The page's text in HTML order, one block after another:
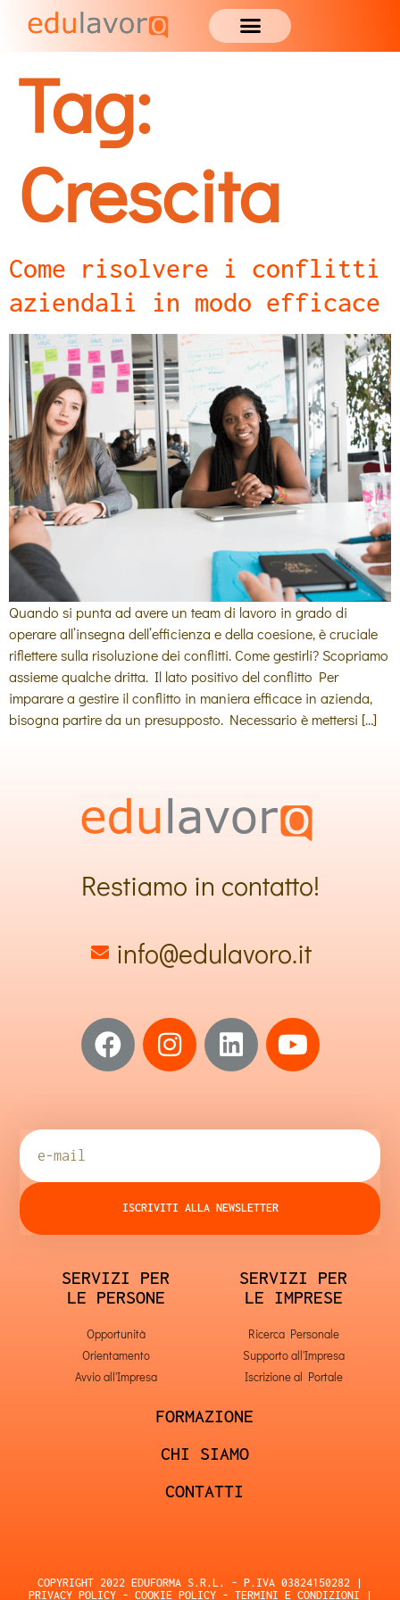
Tag:
Crescita
Come risolvere i conflitti
aziendali in modo efficace
Quando si punta ad avere un team di lavoro in grado di
operare all’insegna dell’efficienza e della coesione, è cruciale
riflettere sulla risoluzione dei conflitti. Come gestirli? Scopriamo
assieme qualche dritta. Il lato positivo del conflitto Per
imparare a gestire il conflitto in maniera efficace in azienda,
bisogna partire da un presupposto. Necessario è mettersi […]
Restiamo in contatto!
info@edulavoro.it
ISCRIVITI ALLA NEWSLETTER
SERVIZI PER
LE PERSONE
Opportunità
Orientamento
Avvio all'Impresa
SERVIZI PER
LE IMPRESE
Ricerca Personale
Supporto all'Impresa
Iscrizione al Portale
FORMAZIONE
CHI SIAMO
CONTATTI
COPYRIGHT 2022 EDUFORMA S.R.L. - P.IVA 03824150282 |
PRIVACY POLICY- COOKIE POLICY- TERMINI E CONDIZIONI |